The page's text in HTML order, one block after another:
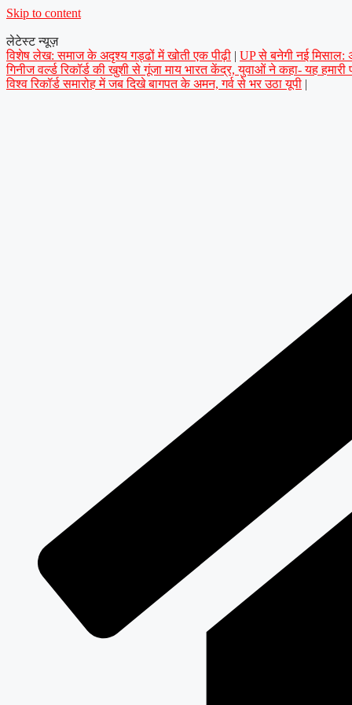
Skip to content
लेटेस्ट न्यूज़
विशेष लेख: समाज के अदृश्य गड्ढों में खोती एक पीढ़ी | UP से बनेगी नई मिसाल:
गिनीज वर्ल्ड रिकॉर्ड की खुशी से गूंजा माय भारत केंद्र, युवाओं ने कहा- यह हमारी
विश्व रिकॉर्ड समारोह में जब दिखे बागपत के अमन, गर्व से भर उठा यूपी |